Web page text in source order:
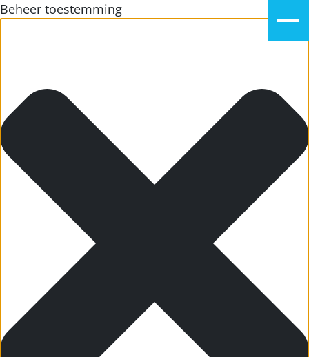
Beheer toestemming